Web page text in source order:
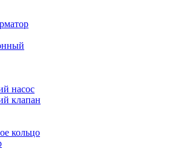
насос
клапан
кольцо